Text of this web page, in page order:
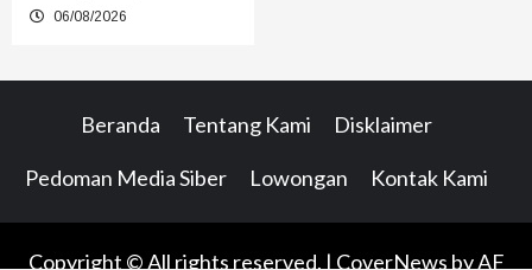
06/08/2026
Beranda Tentang Kami Disklaimer
Pedoman Media Siber Lowongan Kontak Kami
Copyright © All rights reserved. | CoverNews by AF